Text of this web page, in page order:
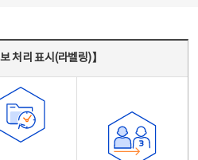
처리 표시(라벨링)】